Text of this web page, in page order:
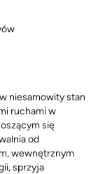
niesamowity stan
ruchami w
się
od
wewnętrznym
sprzyja